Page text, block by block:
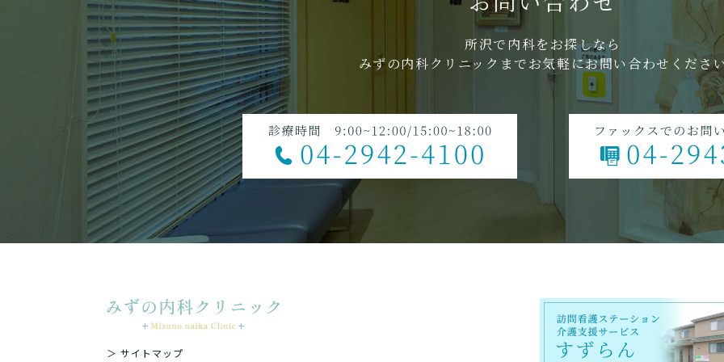
所沢で内科をお探しなら
みずの内科クリニックまでお気軽にお問い合わせくださ
＞ サイトマップ